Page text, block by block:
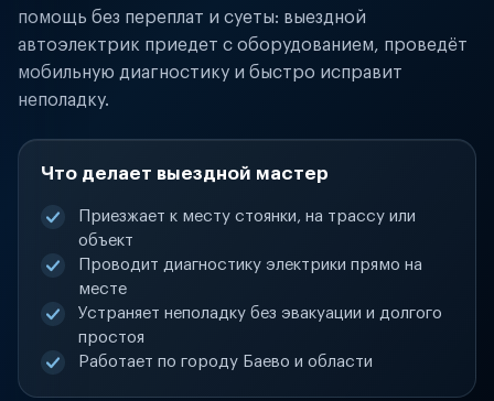
помощь без переплат и суеты: выездной
автоэлектрик приедет с оборудованием, проведёт
мобильную диагностику и быстро исправит
неполадку.
Что делает выездной мастер
Приезжает к месту стоянки, на трассу или
объект
Проводит диагностику электрики прямо на
месте
Устраняет неполадку без эвакуации и долгого
простоя
Работает по городу Баево и области